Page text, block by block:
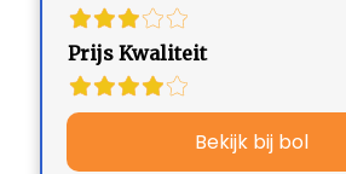
Prijs Kwaliteit
Bekijk bij bol